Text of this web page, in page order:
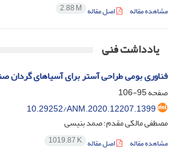
مشاهده مقاله اصل مقاله 2.88 M
یادداشت فنی
فناوری بومی طراحی آستر برای آسیاهای گردان
صفحه95-106
10.29252/ANM.2020.12207.1399
مصطفی مالکی مقدم؛ صمد بنیسی
مشاهده مقاله اصل مقاله 1019.87 K